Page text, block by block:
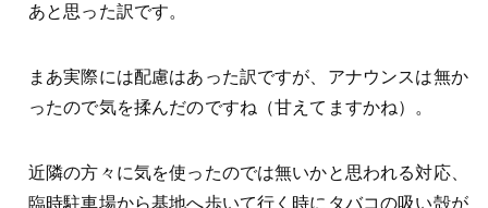
あと思った訳です。
まあ実際には配慮はあった訳ですが、アナウンスは無か
ったので気を揉んだのですね（甘えてますかね）。
近隣の方々に気を使ったのでは無いかと思われる対応、
臨時駐車場から基地へ歩いて行く時にタバコの吸い殻が